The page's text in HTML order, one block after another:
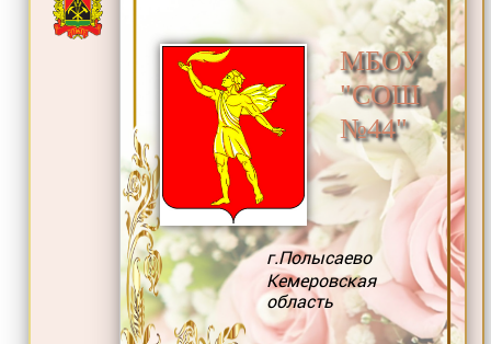
МБОУ
"СОШ
№44"
г.Полысаево
Кемеровская
область